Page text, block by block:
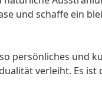
und schaffe ein
persönliches und
verleiht. Es